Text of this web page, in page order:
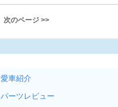
次のページ >>
愛車紹介
パーツレビュー